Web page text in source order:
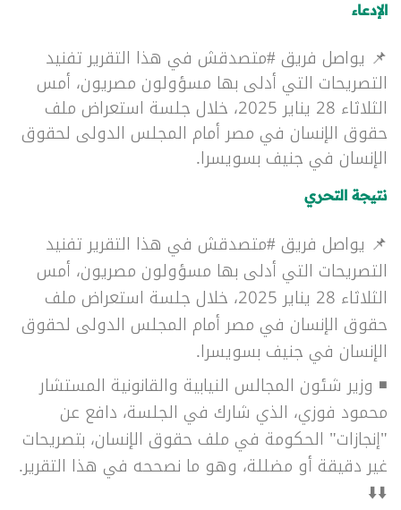
الإدعاء
📌 يواصل فريق #متصدقش في هذا التقرير تفنيد
التصريحات التي أدلى بها مسؤولون مصريون، أمس
الثلاثاء 28 يناير 2025، خلال جلسة استعراض ملف
حقوق الإنسان في مصر أمام المجلس الدولى لحقوق
الإنسان في جنيف بسويسرا.
نتيجة التحري
📌 يواصل فريق #متصدقش في هذا التقرير تفنيد
التصريحات التي أدلى بها مسؤولون مصريون، أمس
الثلاثاء 28 يناير 2025، خلال جلسة استعراض ملف
حقوق الإنسان في مصر أمام المجلس الدولى لحقوق
الإنسان في جنيف بسويسرا.
◾ وزير شئون المجالس النيابية والقانونية المستشار
محمود فوزي، الذي شارك في الجلسة، دافع عن
"إنجازات" الحكومة في ملف حقوق الإنسان، بتصريحات
غير دقيقة أو مضللة، وهو ما نصححه في هذا التقرير.
⬇️⬇️